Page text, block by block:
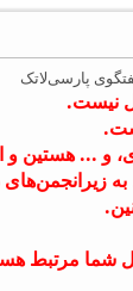
پارسی‌لاتک
نیست.
و ... هستین و
زیرانجمن‌های
شما مرتبط